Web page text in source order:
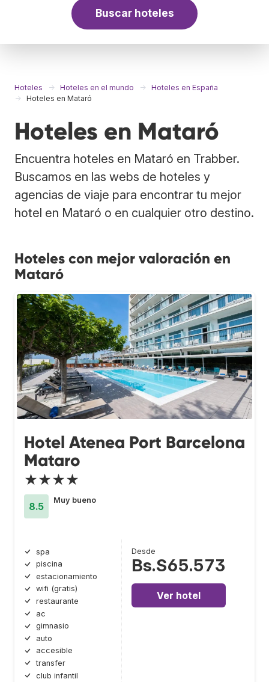
Buscar hoteles
Hoteles Hoteles en el mundo
Hoteles en España
Hoteles en Mataró
Hoteles en Mataró
Encuentra hoteles en Mataró en Trabber.
Buscamos en las webs de hoteles y
agencias de viaje para encontrar tu mejor
hotel en Mataró o en cualquier otro destino.
Hoteles con mejor valoración en
Mataró
Hotel Atenea Port Barcelona
Mataro
★★★★
8.5
Muy bueno
spa
piscina
estacionamiento
wifi (gratis)
restaurante
ac
gimnasio
auto
accesible
transfer
club infantil
Desde
Bs.S65.573
Ver hotel